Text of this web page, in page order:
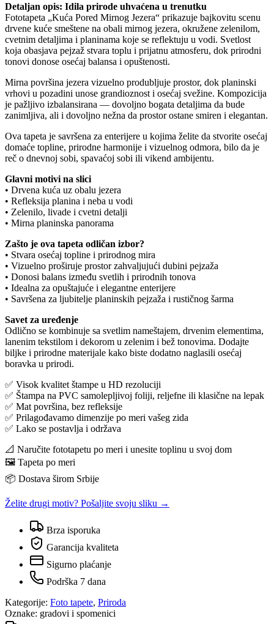
Detaljan opis: Idila prirode uhvaćena u trenutku
Fototapeta „Kuća Pored Mirnog Jezera“ prikazuje bajkovitu scenu
drvene kuće smeštene na obali mirnog jezera, okružene zelenilom,
cvetnim detaljima i planinama koje se reflektuju u vodi. Svetlost
koja obasjava pejzaž stvara toplu i prijatnu atmosferu, dok prirodni
tonovi donose osećaj balansa i opuštenosti.
Mirna površina jezera vizuelno produbljuje prostor, dok planinski
vrhovi u pozadini unose grandioznost i osećaj svežine. Kompozicija
je pažljivo izbalansirana — dovoljno bogata detaljima da bude
zanimljiva, ali i dovoljno nežna da prostor ostane smiren i elegantan.
Ova tapeta je savršena za enterijere u kojima želite da stvorite osećaj
domaće topline, prirodne harmonije i vizuelnog odmora, bilo da je
reč o dnevnoj sobi, spavaćoj sobi ili vikend ambijentu.
Glavni motivi na slici
• Drvena kuća uz obalu jezera
• Refleksija planina i neba u vodi
• Zelenilo, livade i cvetni detalji
• Mirna planinska panorama
Zašto je ova tapeta odličan izbor?
• Stvara osećaj topline i prirodnog mira
• Vizuelno proširuje prostor zahvaljujući dubini pejzaža
• Donosi balans između svetlih i prirodnih tonova
• Idealna za opuštajuće i elegantne enterijere
• Savršena za ljubitelje planinskih pejzaža i rustičnog šarma
Savet za uređenje
Odlično se kombinuje sa svetlim nameštajem, drvenim elementima,
lanenim tekstilom i dekorom u zelenim i bež tonovima. Dodajte
biljke i prirodne materijale kako biste dodatno naglasili osećaj
boravka u prirodi.
✅ Visok kvalitet štampe u HD rezoluciji
✅ Štampa na PVC samolepljivoj foliji, reljefne ili klasične na lepak
✅ Mat površina, bez refleksije
✅ Prilagođavamo dimenzije po meri vašeg zida
✅ Lako se postavlja i održava
📐 Naručite fototapetu po meri i unesite toplinu u svoj dom
🖼️ Tapeta po meri
📦 Dostava širom Srbije
Želite drugi motiv? Pošaljite svoju sliku →
Brza isporuka
Garancija kvaliteta
Sigurno plaćanje
Podrška 7 dana
Kategorije: Foto tapete, Priroda
Oznake: gradovi i spomenici